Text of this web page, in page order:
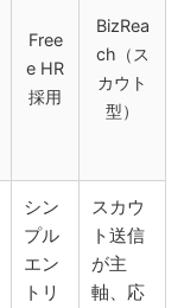
Free
e HR
採用
BizRea
ch（ス
カウト
型）
シン
プル
エン
トリ
スカウ
ト送信
が主
軸、応